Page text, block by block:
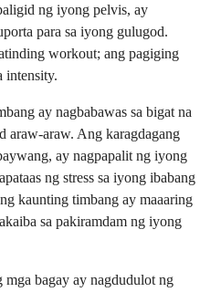
ng iyong pelvis, ay
para sa iyong gulugod.
workout; ang pagiging
intensity.
ay nagbabawas sa bigat na
araw-araw. Ang karagdagang
ay nagpapalit ng iyong
ng stress sa iyong ibabang
kaunting timbang ay maaaring
sa pakiramdam ng iyong
bagay ay nagdudulot ng